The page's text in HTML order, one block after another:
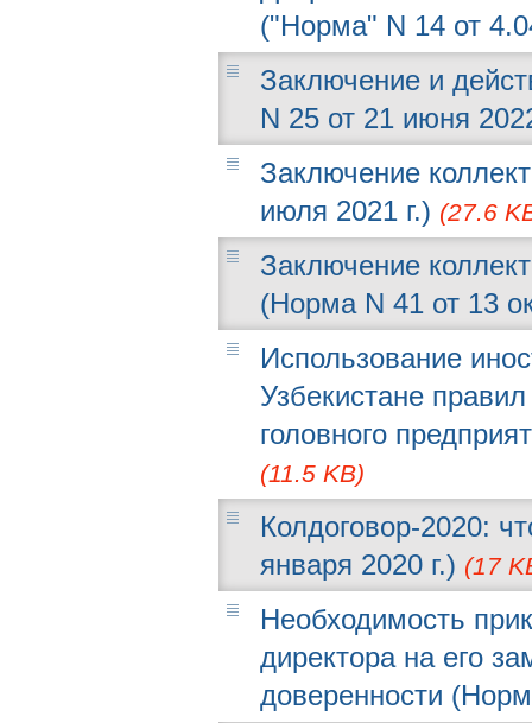
("Норма" N 14 от
Заключение и
N 25 от 21 июня
Заключение
июля 2021 г.) (27.6
Заключение
(Норма N 41 от 13
Использование
Узбекистане
головного
(11.5 KB)
Колдоговор-2020:
января 2020 г.) (17
Необходимость
директора на его
доверенности